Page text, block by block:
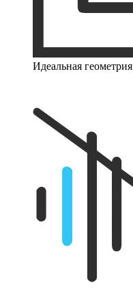
Идеальная геометрия